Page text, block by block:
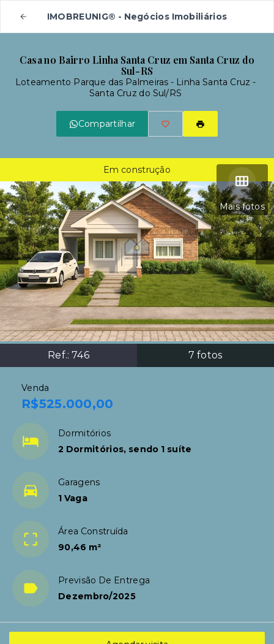
IMOBREUNIG® - Negócios Imobiliários
Casa no Bairro Linha Santa Cruz em Santa Cruz do
Sul-RS
Loteamento Parque das Palmeiras - Linha Santa Cruz -
Santa Cruz do Sul/RS
Compartilhar
Mais fotos
Ref.:746 7 fotos
Em construção
Venda
R$525.000,00
Dormitórios
2 Dormitórios, sendo 1 suíte
Garagens
1 Vaga
Área Construída
90,46 m²
Previsão De Entrega
Dezembro/2025